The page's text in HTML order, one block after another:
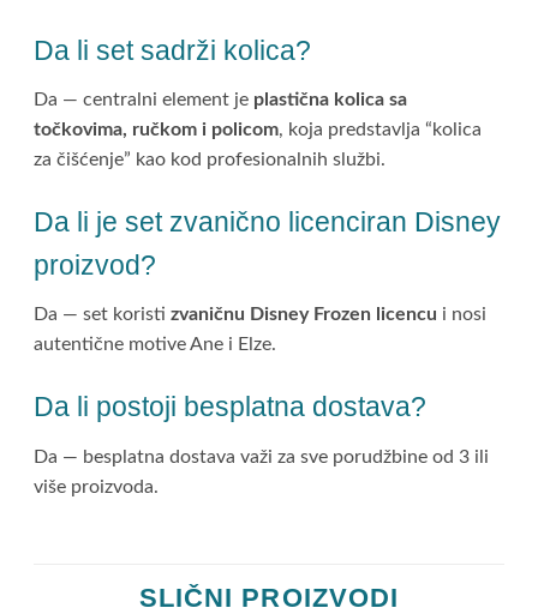
Da li set sadrži kolica?
Da — centralni element je plastična kolica sa
točkovima, ručkom i policom, koja predstavlja “kolica
za čišćenje” kao kod profesionalnih službi.
Da li je set zvanično licenciran Disney
proizvod?
Da — set koristizvaničnu Disney Frozen licencu i nosi
autentične motive Ane i Elze.
Da li postoji besplatna dostava?
Da — besplatna dostava važi za sve porudžbine od 3 ili
više proizvoda.
SLIČNI PROIZVODI